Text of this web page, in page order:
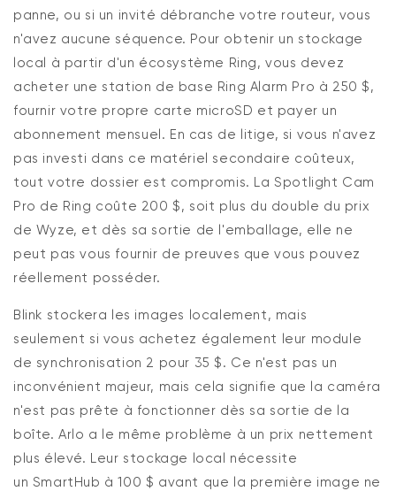
panne, ou si un invité débranche votre routeur, vous
n'avez aucune séquence. Pour obtenir un stockage
local à partir d'un écosystème Ring, vous devez
acheter une station de base Ring Alarm Pro à 250 $,
fournir votre propre carte microSD et payer un
abonnement mensuel. En cas de litige, si vous n'avez
pas investi dans ce matériel secondaire coûteux,
tout votre dossier est compromis. La Spotlight Cam
Pro de Ring coûte 200 $, soit plus du double du prix
de Wyze, et dès sa sortie de l'emballage, elle ne
peut pas vous fournir de preuves que vous pouvez
réellement posséder.
Blink stockera les images localement, mais
seulement si vous achetez également leur module
de synchronisation 2 pour 35 $. Ce n'est pas un
inconvénient majeur, mais cela signifie que la caméra
n'est pas prête à fonctionner dès sa sortie de la
boîte. Arlo a le même problème à un prix nettement
plus élevé. Leur stockage local nécessite
un SmartHub à 100 $ avant que la première image ne